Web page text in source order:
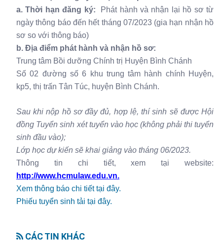
a. Thời hạn đăng ký:
Phát hành và nhận lại hồ sơ từ
ngày thông báo đến hết tháng 07/2023 (gia hạn nhận hồ
sơ so với thông báo)
b. Địa điểm phát hành và nhận hồ sơ:
Trung tâm Bồi dưỡng Chính trị Huyện Bình Chánh
Số 02 đường số 6 khu trung tâm hành chính Huyện,
kp5, thị trấn Tân Túc, huyện Bình Chánh.
Sau khi nộp hồ sơ đầy đủ, hợp lệ, thí sinh sẽ được Hội
đồng Tuyển sinh xét tuyển vào học (không phải thi tuyển
sinh đầu vào);
Lớp học dự kiến sẽ khai giảng vào tháng 06/2023.
Thông tin chi tiết, xem tại website:
http://www.hcmulaw.edu.vn.
Xem thông báo chi tiết tại đây.
Phiếu tuyển sinh tải tại đây.
CÁC TIN KHÁC